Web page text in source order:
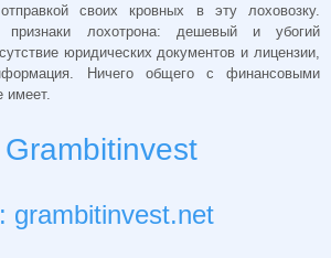
своих кровных в эту лоховозку.
лохотрона: дешевый и убогий
юридических документов и лицензии,
Ничего общего с финансовыми
имеет.
grambitinvest.net